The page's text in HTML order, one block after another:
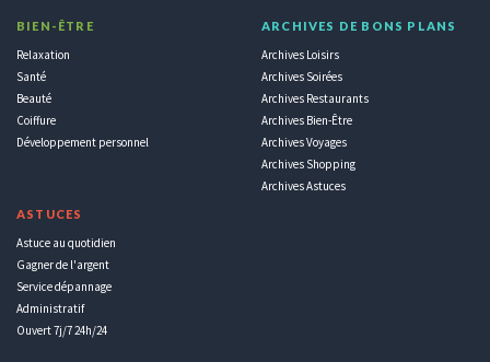
BIEN-ÊTRE
Relaxation
Santé
Beauté
Coiffure
Développement personnel
ASTUCES
Astuce au quotidien
Gagner de l'argent
Service dépannage
Administratif
Ouvert 7j/7 24h/24
ARCHIVES DE BONS PLANS
Archives Loisirs
Archives Soirées
Archives Restaurants
Archives Bien-Être
Archives Voyages
Archives Shopping
Archives Astuces